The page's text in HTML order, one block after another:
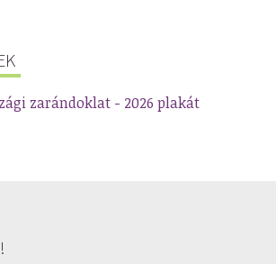
zarándoklat - 2026 plakát